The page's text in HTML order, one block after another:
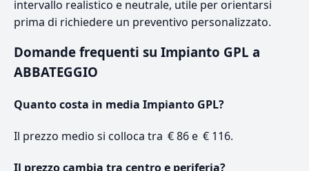
intervallo realistico e neutrale, utile per orientarsi
prima di richiedere un preventivo personalizzato.
Domande frequenti su Impianto GPL a
ABBATEGGIO
Quanto costa in media Impianto GPL?
Il prezzo medio si colloca tra € 86 e € 116.
Il prezzo cambia tra centro e periferia?